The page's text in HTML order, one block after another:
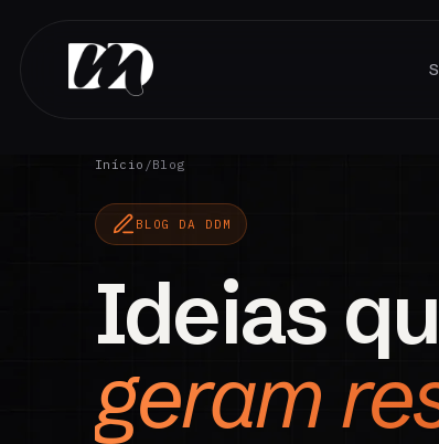
Início /Blog
BLOG DA DDM
Ideias
geram